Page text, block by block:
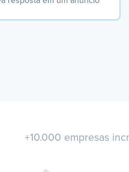
+10.000 empresas